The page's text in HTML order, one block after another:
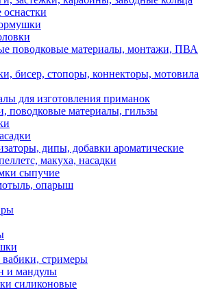
оснастки
поводковые материалы, монтажи, ПВА
бисер, стопоры, коннекторы, мотовила
для изготовления приманок
поводковые материалы, гильзы
дипы, добавки ароматические
макуха, насадки
сыпучие
опарыш
стримеры
и мандулы
силиконовые